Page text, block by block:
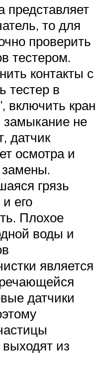
представляет
то для
проверить
тестером.
контакты с
тестер в
включить кран
не
датчик
осмотра и
грязь
его
Плохое
воды и
является
датчики
из